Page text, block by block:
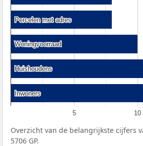
5 10
Percelen met adres
Percelen met adres
Woningvoorraad
Woningvoorraad
Huishoudens
Huishoudens
Inwoners
Inwoners
Overzicht van de belangrijkste cijfers
5706 GP.